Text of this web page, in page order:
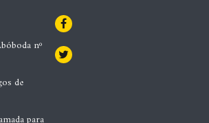
nº
de